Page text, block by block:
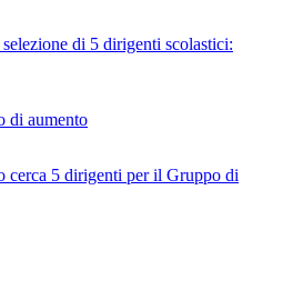
di 5 dirigenti scolastici:
di aumento
cerca 5 dirigenti per il Gruppo di